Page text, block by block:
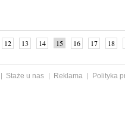
12 13 14 15 16 17 18
Staże u nas Reklama
Polityka